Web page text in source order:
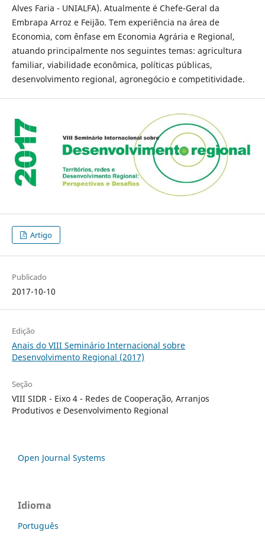
Alves Faria - UNIALFA). Atualmente é Chefe-Geral da
Embrapa Arroz e Feijão. Tem experiência na área de
Economia, com ênfase em Economia Agrária e Regional,
atuando principalmente nos seguintes temas: agricultura
familiar, viabilidade econômica, políticas públicas,
desenvolvimento regional, agronegócio e competitividade.
Artigo
Publicado
2017-10-10
Edição
Anais do VIII Seminário Internacional sobre
Desenvolvimento Regional (2017)
Seção
VIII SIDR - Eixo 4 - Redes de Cooperação, Arranjos
Produtivos e Desenvolvimento Regional
Open Journal Systems
Idioma
Português